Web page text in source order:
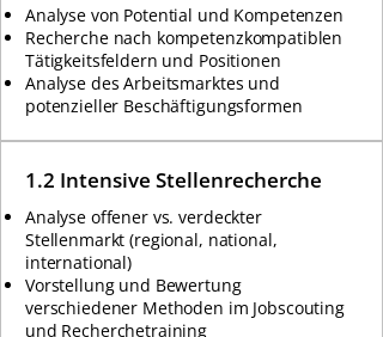
Analyse von Potential und Kompetenzen
Recherche nach kompetenzkompatiblen
Tätigkeitsfeldern und Positionen
Analyse des Arbeitsmarktes und
potenzieller Beschäftigungsformen
1.2 Intensive Stellenrecherche
Analyse offener vs. verdeckter
Stellenmarkt (regional, national,
international)
Vorstellung und Bewertung
verschiedener Methoden im Jobscouting
und Recherchetraining